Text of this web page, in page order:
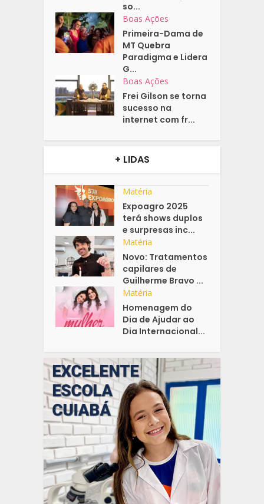
so...
Boas Ações
Primeira-Dama de
MT Quebra
Paradigma e Lidera
G...
Boas Ações
Frei Gilson se torna
sucesso na
internet com fr...
+ LIDAS
Matéria
Expoagro 2025
terá shows duplos
e surpresas inc...
Matéria
Novo: Tratamentos
capilares de
Guilherme Bravo ...
Matéria
Homenagem do
Dia de Ajudar ao
Dia Internacional...